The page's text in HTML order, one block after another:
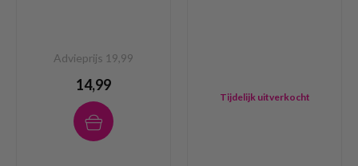
Advieprijs 19,99
14,99
Tijdelijk uitverkocht